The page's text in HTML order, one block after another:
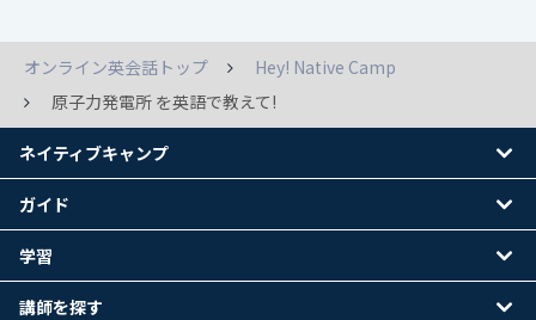
オンライン英会話トップ
Hey! Native Camp
原子力発電所 を英語で教えて!
ネイティブキャンプ
ガイド
学習
講師を探す